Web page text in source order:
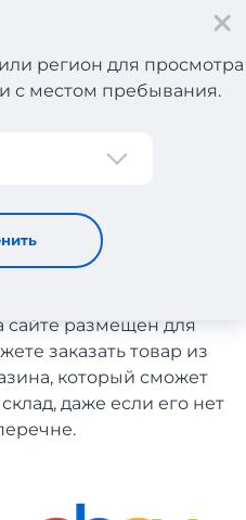
регион для просмотра
с местом пребывания.
с Польши
мужские
с Польши
сайте размещен для
заказать товар из
который сможет
даже если его нет